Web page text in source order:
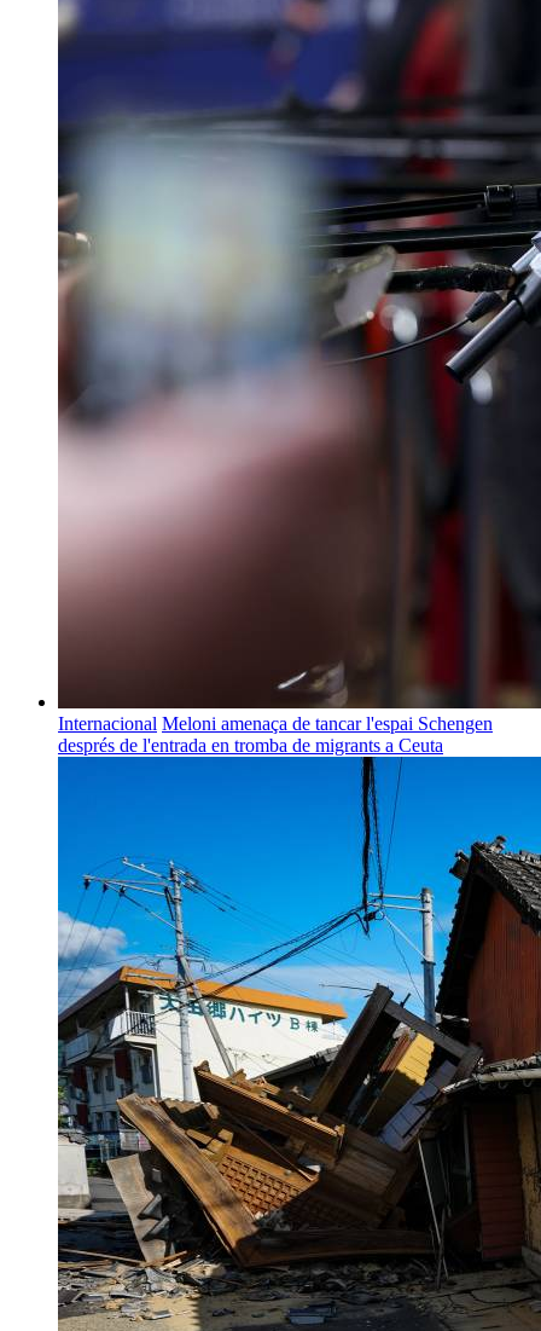
Internacional Meloni amenaça de tancar l'espai Schengen
després de l'entrada en tromba de migrants a Ceuta